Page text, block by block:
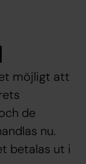
möjligt att
de
nu.
betalas ut i